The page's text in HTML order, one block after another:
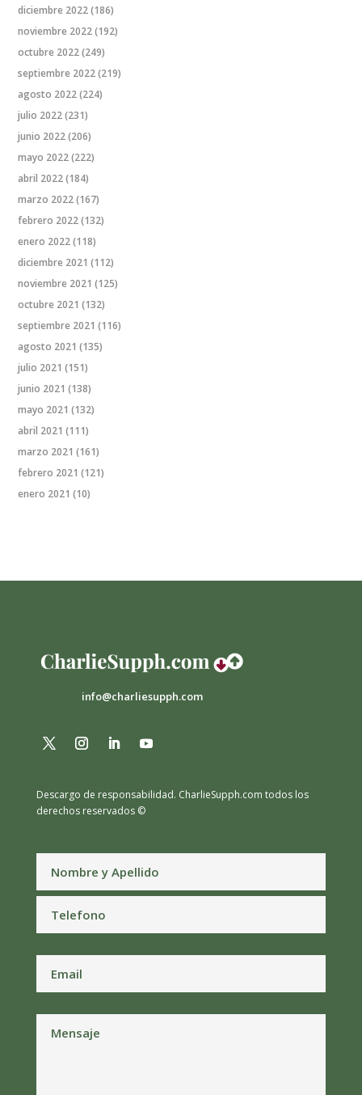
diciembre 2022(186)
noviembre 2022(192)
octubre 2022(249)
septiembre 2022(219)
agosto 2022(224)
julio 2022(231)
junio 2022(206)
mayo 2022(222)
abril 2022(184)
marzo 2022(167)
febrero 2022(132)
enero 2022(118)
diciembre 2021 (112)
noviembre 2021 (125)
octubre 2021 (132)
septiembre 2021 (116)
agosto 2021 (135)
julio 2021 (151)
junio 2021 (138)
mayo 2021 (132)
abril 2021 (111)
marzo 2021 (161)
febrero 2021 (121)
enero 2021 (10)
info@charliesupph.com
Descargo de responsabilidad. CharlieSupph.com todos los
derechos reservados ©